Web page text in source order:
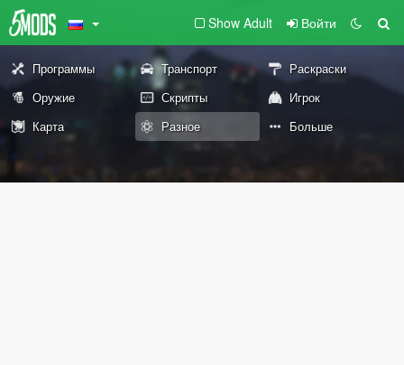
Show Adult Войти
Программы Транспорт
Раскраски
Оружие
Скрипты
Игрок
Карта
Разное Больше